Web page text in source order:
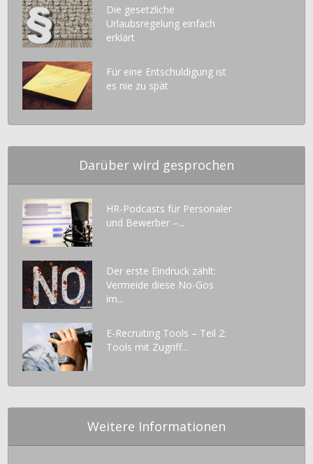
Die gesetzliche
Urlaubsregelung einfach
erklärt
Für eine Entschuldigung ist
es nie zu spät
Darüber wird gesprochen
HR-Podcasts für Personaler
und Bewerber –...
Der erste Eindruck zählt:
Vermeide diese No-Gos
im...
E-Recruiting Tools – Teil 2:
Tools mit Zugriff...
Weitere Informationen